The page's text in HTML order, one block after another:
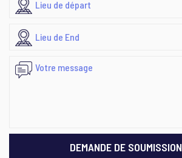
DEMANDE DE SOUMISSION